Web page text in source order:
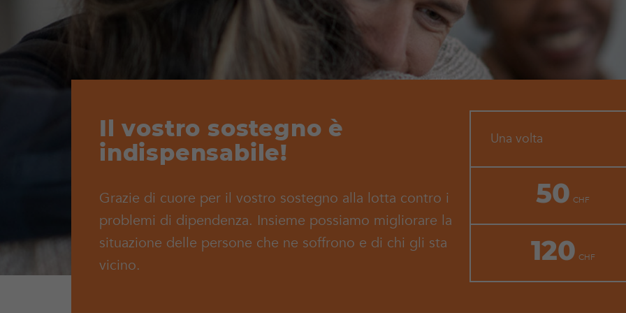
Il vostro sostegno è
indispensabile!
Grazie di cuore per il vostro sostegno alla lotta contro i
problemi di dipendenza. Insieme possiamo migliorare la
situazione delle persone che ne soffrono e di chi gli sta
vicino.
Una volta
50
120